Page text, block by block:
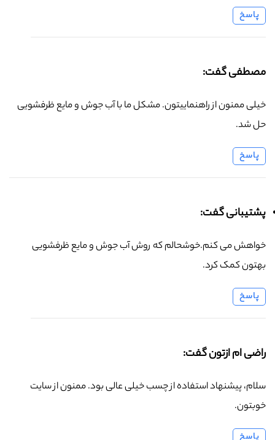
پاسخ
مصطفی گفت:
خیلی ممنون از راهنماییتون. مشکل ما با آب جوش و مایع ظرفشویی
حل شد.
پاسخ
پشتیبانی گفت:
خواهش می کنم.خوشحالم که روش آب جوش و مایع ظرفشویی
بهتون کمک کرد.
پاسخ
راضی ام ازتون گفت:
سلام، پیشنهاد استفاده از چسب خیلی عالی بود. ممنون از سایت
خوبتون.